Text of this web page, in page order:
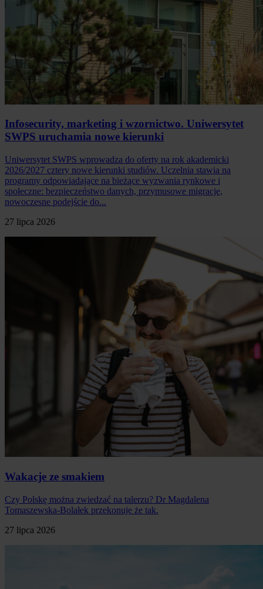
Infosecurity, marketing i wzornictwo. Uniwersytet
SWPS uruchamia nowe kierunki
Uniwersytet SWPS wprowadza do oferty na rok akademicki
2026/2027 cztery nowe kierunki studiów. Uczelnia stawia na
programy odpowiadające na bieżące wyzwania rynkowe i
społeczne: bezpieczeństwo danych, przymusowe migracje,
nowoczesne podejście do...
27 lipca 2026
Wakacje ze smakiem
Czy Polskę można zwiedzać na talerzu? Dr Magdalena
Tomaszewska-Bolałek przekonuje że tak.
27 lipca 2026